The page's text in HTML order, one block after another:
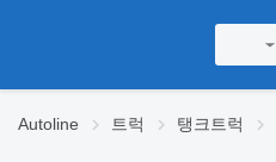
Autoline 트럭 탱크트럭